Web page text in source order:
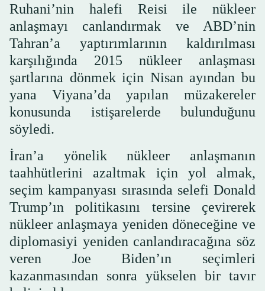
Ruhani’nin halefi Reisi ile nükleer
anlaşmayı canlandırmak ve ABD’nin
Tahran’a yaptırımlarının kaldırılması
karşılığında 2015 nükleer anlaşması
şartlarına dönmek için Nisan ayından bu
yana Viyana’da yapılan müzakereler
konusunda istişarelerde bulunduğunu
söyledi.
İran’a yönelik nükleer anlaşmanın
taahhütlerini azaltmak için yol almak,
seçim kampanyası sırasında selefi Donald
Trump’ın politikasını tersine çevirerek
nükleer anlaşmaya yeniden döneceğine ve
diplomasiyi yeniden canlandıracağına söz
veren Joe Biden’ın seçimleri
kazanmasından sonra yükselen bir tavır